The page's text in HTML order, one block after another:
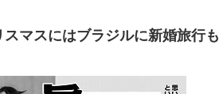
マスにはブラジルに新婚旅行も